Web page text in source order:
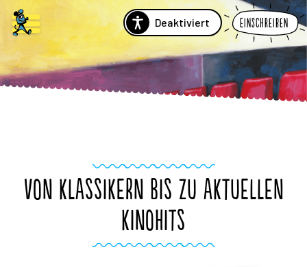
Deaktiviert Einschreiben
VON KLASSIKERN BIS ZU AKTUELLEN
KINOHITS